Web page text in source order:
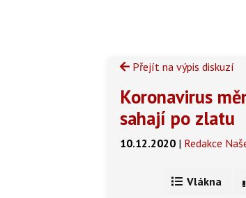
Přejít na výpis diskuzí
Koronavirus
sahají po zlatu
10.12.2020 | Redakce
Vlákna